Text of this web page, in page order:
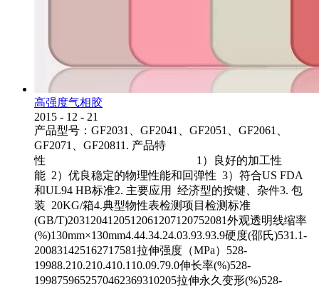
高强度气相胶
2015 - 12 - 21
产品型号：GF2031、GF2041、GF2051、GF2061、
GF2071、GF20811. 产品特
性 1）良好的加工性
能 2）优良稳定的物理性能和回弹性 3）符合US FDA
和UL94 HB标准2. 主要应用 经济型的按键、杂件3. 包
装 20KG/箱4.典型物性表检测项目检测标准
(GB/T)2031204120512061207120752081外观透明线缩率
(%)130mm×130mm4.44.34.24.03.93.93.9硬度(邵氏)531.1-
200831425162717581拉伸强度（MPa）528-
19988.210.210.410.110.09.79.0伸长率(%)528-
1998759652570462369310205拉伸永久变形(%)528-